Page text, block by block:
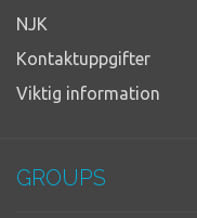
NJK
Kontaktuppgifter
Viktig information
GROUPS